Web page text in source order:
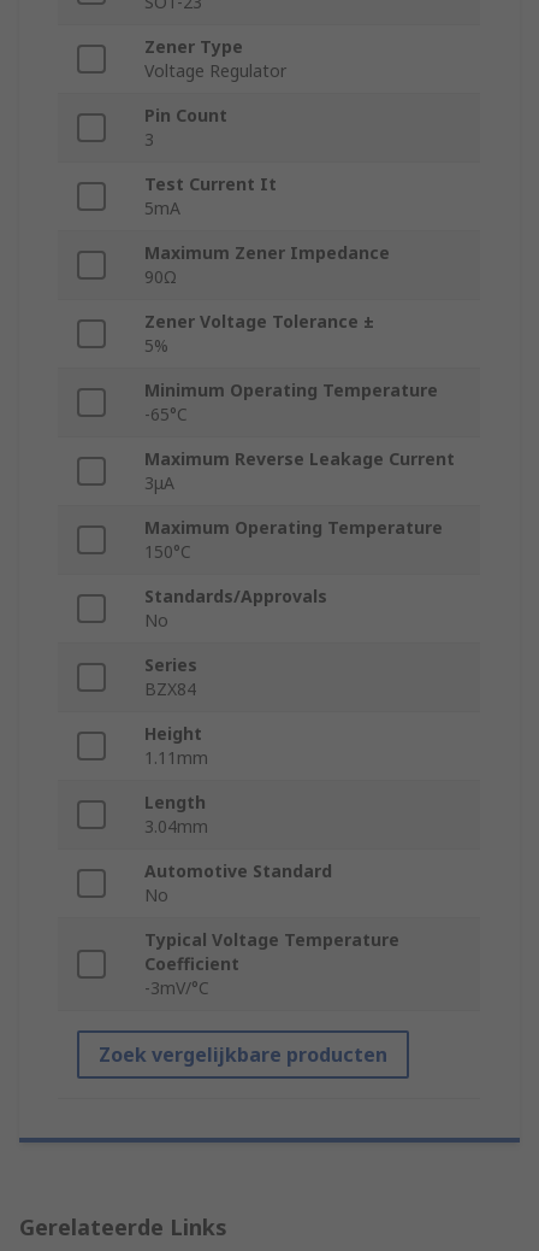
Zener Type
Voltage Regulator
Pin Count
3
Test Current It
5mA
Maximum Zener Impedance
90Ω
Zener Voltage Tolerance ±
5%
Minimum Operating Temperature
-65°C
Maximum Reverse Leakage Current
3μA
Maximum Operating Temperature
150°C
Standards/Approvals
No
Series
BZX84
Height
1.11mm
Length
3.04mm
Automotive Standard
No
Typical Voltage Temperature
Coefficient
-3mV/°C
Zoek vergelijkbare producten
Gerelateerde Links